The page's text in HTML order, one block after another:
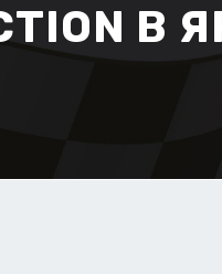
В